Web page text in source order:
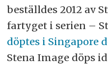
beställdes 2012 av
fartyget i serien –
döptes i Singapore
Stena Image döps